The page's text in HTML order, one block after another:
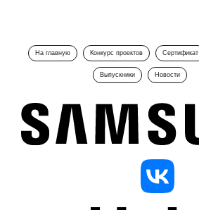
На главную Конкурс проектов Сертификат
Выпускники Новости